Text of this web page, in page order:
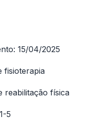
15/04/2025
fisioterapia
reabilitação física
5